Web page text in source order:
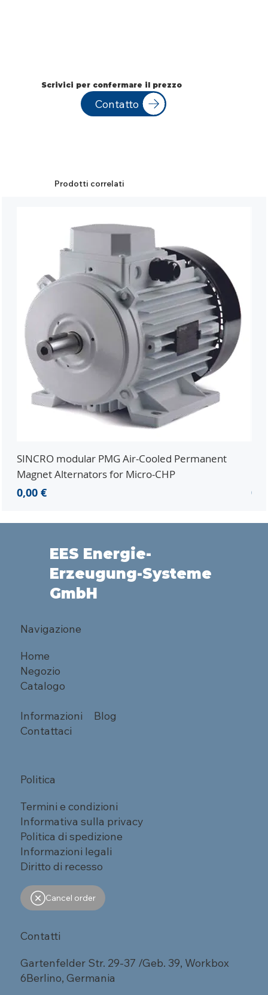
Scrivici per confermare il prezzo
Contatto
Prodotti correlati
SINCRO modular PMG Air-Cooled Permanent
Magnet Alternators for Micro-CHP
Prezzo
0,00 €
EES Energie-
Erzeugung-Systeme
GmbH
Navigazione
Home
Negozio
Catalogo
Informazioni
Blog
Contattaci
Politica
Termini e condizioni
Informativa sulla privacy
Politica di spedizione
Informazioni legali
Diritto di recesso
Cancel order
Contatti
Gartenfelder Str. 29-37 /Geb. 39, Workbox
6Berlino, Germania